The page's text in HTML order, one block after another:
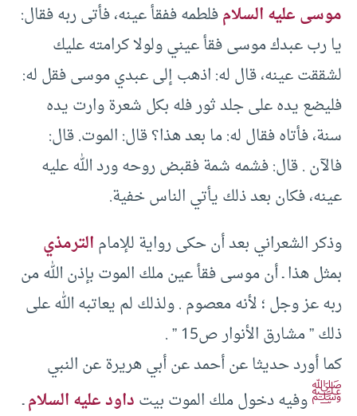
موسى عليه السلامفلطمه ففقأ عينه، فأتى ربه فقال:
يا رب عبدك موسى فقأ عيني ولولا كرامته عليك
لشققت عينه، قال له: اذهب إلى عبدي موسى فقل له:
فليضع يده على جلد ثور فله بكل شعرة وارت يده
سنة، فأتاه فقال له: ما بعد هذا؟ قال: الموت. قال:
فالآن . قال: فشمه شمة فقبض روحه ورد الله عليه
عينه، فكان بعد ذلك يأتي الناس خفية.
وذكر الشعراني بعد أن حكى رواية للإمامالترمذي
بمثل هذا ـ أن موسى فقأ عين ملك الموت بإذن الله من
ربه عز وجل ؛ لأنه معصوم . ولذلك لم يعاتبه الله على
ذلك ” مشارق الأنوار ص15 ” .
كما أورد حديثا عن أحمد عن أبي هريرة عن النبي
ﷺوفيه دخول ملك الموت بيتداود عليه السلامـ